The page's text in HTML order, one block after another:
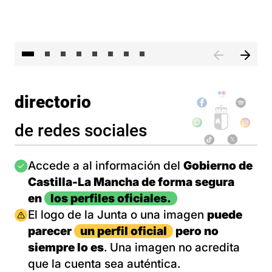
directorio
de redes sociales
Imagen
Accede a al información del Gobierno de
Castilla-La Mancha de forma segura
en
los perfiles oficiales.
Imagen
El logo de la Junta o una imagen puede
parecer
un perfil oficial
pero no
siempre lo es. Una imagen no acredita
que la cuenta sea auténtica.